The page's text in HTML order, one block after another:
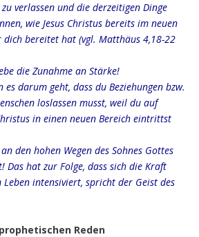
verlassen und die derzeitigen Dinge
wie Jesus Christus bereits im neuen
dich bereitet hat (vgl. Matthäus 4,18-22
die Zunahme an Stärke!
es darum geht, dass du Beziehungen bzw.
loslassen musst, weil du auf
in einen neuen Bereich eintrittst
den hohen Wegen des Sohnes Gottes
Das hat zur Folge, dass sich die Kraft
Leben intensiviert, spricht der Geist des
Reden